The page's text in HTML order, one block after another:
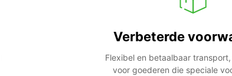
Verbeterde
Flexibel en betaalbaar
voor goederen die speciale